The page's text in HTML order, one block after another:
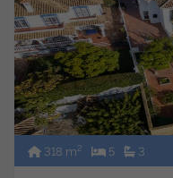
318 m2 5 3